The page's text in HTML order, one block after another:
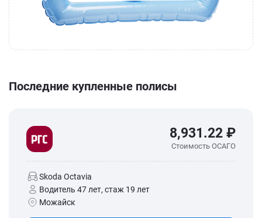
Последние купленные полисы
8,931.22 ₽
Стоимость ОСАГО
Skoda Octavia
Водитель 47 лет, стаж 19 лет
Можайск